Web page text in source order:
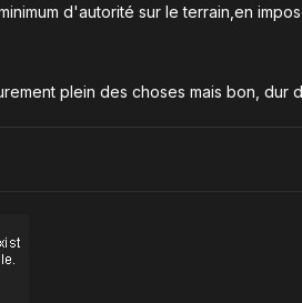
d'autorité sur le terrain,en
plein des choses mais bon, dur